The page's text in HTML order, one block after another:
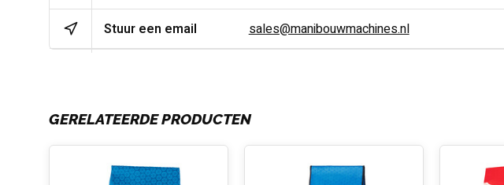
Stuur een email sales@manibouwmachines.nl
GERELATEERDE PRODUCTEN